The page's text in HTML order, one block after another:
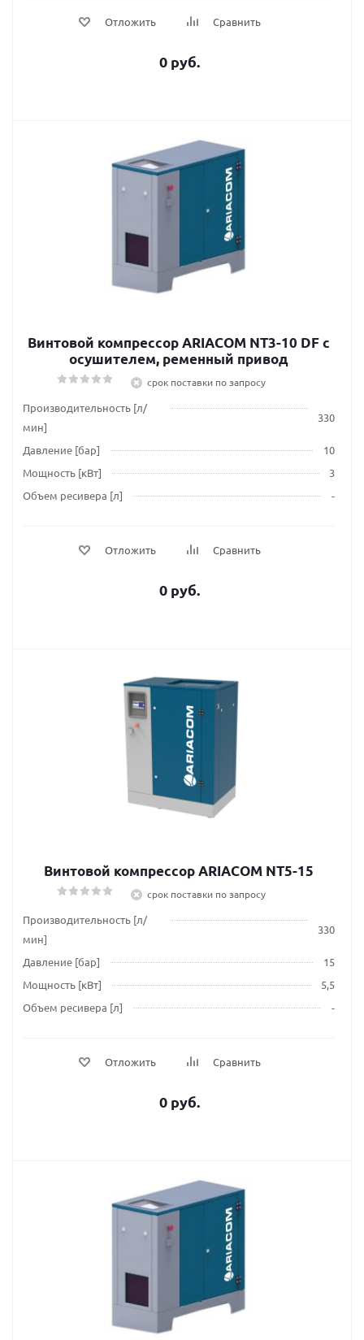
Отложить Сравнить
0 руб.
Винтовой компрессор ARIACOM NT3-10 DF c
осушителем, ременный привод
срок поставки по запросу
Производительность [л/
мин]
330
Давление [бар]
10
Мощность [кВт]
3
Объем ресивера [л]
-
Отложить Сравнить
0 руб.
Винтовой компрессор ARIACOM NT5-15
срок поставки по запросу
Производительность [л/
мин]
330
Давление [бар]
15
Мощность [кВт]
5,5
Объем ресивера [л]
-
Отложить Сравнить
0 руб.